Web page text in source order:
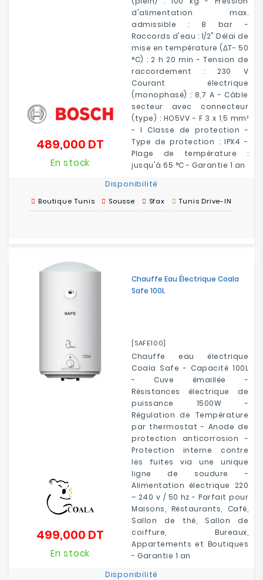
d'alimentation max.
admissible : 8 bar -
Raccords d'eau : 1/2" Délai de
mise en température (ΔT- 50
°C) : 2 h 20 min - Tension de
raccordement : 230 V
Courant électrique
(monophasé) : 8,7 A - Câble
secteur avec connecteur
(type) : HO5VV - F 3 x 1,5 mm²
- I Classe de protection -
Type de protection : IPX4 -
Plage de température :
jusqu'à 65 °C - Garantie 1 an
489,000 DT
En stock
Disponibilité
Boutique Tunis Sousse Sfax Tunis Drive-IN
Chauffe Eau Électrique Coala
Safe 100L
[SAFE100]
Chauffe eau électrique
Coala Safe - Capacité 100L
- Cuve émaillée -
Résistances électrique de
puissance 1500W -
Régulation de Température
par thermostat - Anode de
protection anticorrosion -
Protection interne contre
les fuites via une unique
ligne de soudure -
Alimentation électrique 220
– 240 v / 50 hz - Parfait pour
Maisons, Réstaurants, Café,
Sallon de thé, Sallon de
coiffure, Bureaux,
Appartements et Boutiques
- Garantie 1 an
499,000 DT
En stock
Disponibilité